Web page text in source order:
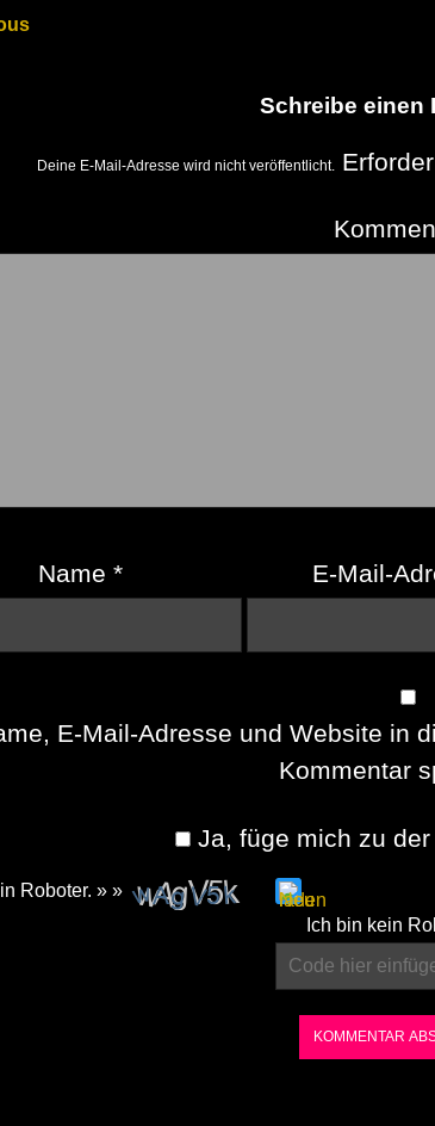
Schreibe einen
Deine E-Mail-Adresse wird nicht veröffentlicht.
Name* E-Mail-
E-Mail-Adresse und Website in
Kommentar
Ja, füge mich zu
Roboter. » »
Ich bin kein